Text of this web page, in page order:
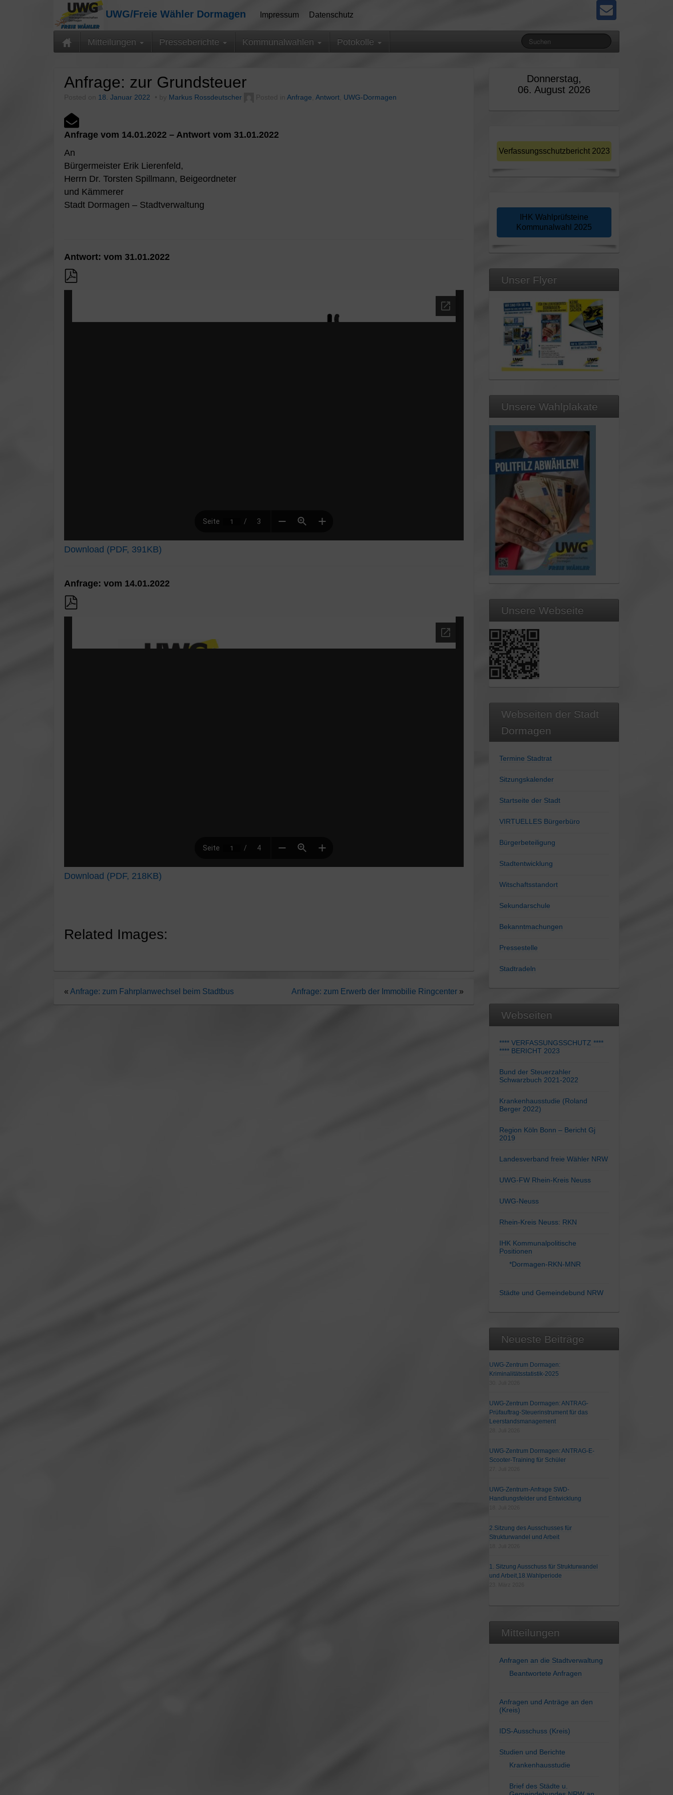
UWG/Freie Wähler Dormagen Impressum Datenschutz
Mitteilungen Presseberichte Kommunalwahlen Potokolle
Anfrage: zur Grundsteuer
18. Januar 2022 Markus Rossdeutscher Anfrage Antwort UWG-Dormagen
Anfrage vom 14.01.2022 – Antwort vom 31.01.2022
An
Bürgermeister Erik Lierenfeld,
Herrn Dr. Torsten Spillmann, Beigeordneter
und Kämmerer
Stadt Dormagen – Stadtverwaltung
Antwort: vom 31.01.2022
Download (PDF, 391KB)
Anfrage: vom 14.01.2022
Download (PDF, 218KB)
Related Images:
« Anfrage: zum Fahrplanwechsel beim Stadtbus Anfrage: zum Erwerb der Immobilie Ringcenter »
Donnerstag,
06. August 2026
Verfassungsschutzbericht 2023
IHK Wahlprüfsteine
Kommunalwahl 2025
Unser Flyer
Unsere Wahlplakate
Unsere Webseite
Webseiten der Stadt
Dormagen
Termine Stadtrat
Sitzungskalender
Startseite der Stadt
VIRTUELLES Bürgerbüro
Bürgerbeteiligung
Stadtentwicklung
Witschaftsstandort
Sekundarschule
Bekanntmachungen
Pressestelle
Stadtradeln
Webseiten
**** VERFASSUNGSSCHUTZ ****
**** BERICHT 2023
Bund der Steuerzahler
Schwarzbuch 2021-2022
Krankenhausstudie (Roland
Berger 2022)
Region Köln Bonn – Bericht Gj
2019
Landesverband freie Wähler NRW
UWG-FW Rhein-Kreis Neuss
UWG-Neuss
Rhein-Kreis Neuss: RKN
IHK Kommunalpolitische
Positionen
*Dormagen-RKN-MNR
Städte und Gemeindebund NRW
Neueste Beiträge
UWG-Zentrum Dormagen:
Kriminalitätsstatistik-2025
UWG-Zentrum Dormagen: ANTRAG-
Prüfauftrag-Steuerinstrument für das
Leerstandsmanagement
UWG-Zentrum Dormagen: ANTRAG-E-
Scooter-Training für Schüler
UWG-Zentrum-Anfrage SWD-
Handlungsfelder und Entwicklung
2.Sitzung des Ausschusses für
Strukturwandel und Arbeit
1. Sitzung Ausschuss für Strukturwandel
und Arbeit,18.Wahlperiode
Mitteilungen
Anfragen an die Stadtverwaltung
Beantwortete Anfragen
Anfragen und Anträge an den
(Kreis)
IDS-Ausschuss (Kreis)
Studien und Berichte
Krankenhausstudie
Brief des Städte u.